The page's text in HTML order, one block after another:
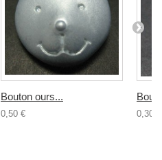
Bouton ours...
0,50 € 0,30 €